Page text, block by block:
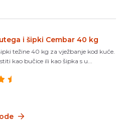
i šipki Cembar 40 kg
težine 40 kg za vježbanje kod kuće.
kao bučice ili kao šipka s u...